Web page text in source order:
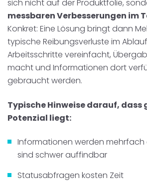
sich nicht auf der Produktfolie,
messbaren Verbesserungen im
Konkret: Eine Lösung bringt dann
typische Reibungsverluste im
Arbeitsschritte vereinfacht,
macht und Informationen dort
gebraucht werden.
Typische Hinweise darauf, dass
Potenzial liegt:
Informationen werden
sind schwer auffindbar
Statusabfragen kosten Zeit